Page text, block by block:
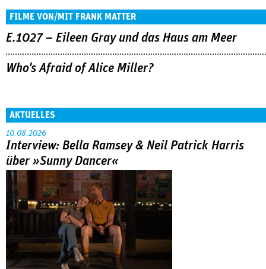
FILME VON/MIT FRANK MATTER
E.1027 – Eileen Gray und das Haus am Meer
Who's Afraid of Alice Miller?
AKTUELLES
10.08.2026
Interview: Bella Ramsey & Neil Patrick Harris
über »Sunny Dancer«